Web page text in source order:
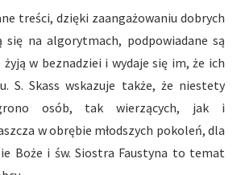
treści, dzięki zaangażowaniu dobrych
na algorytmach, podpowiadane są
w beznadziei i wydaje się im, że ich
S. Skass wskazuje także, że niestety
osób, tak wierzących, jak i
w obrębie młodszych pokoleń, dla
Boże i św. Siostra Faustyna to temat